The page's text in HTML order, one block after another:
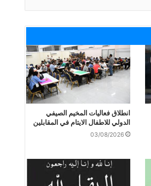
انطلاق فعاليات المخيم الصيفي
الدولي للاطفال الايتام في المقابلين
03/08/2026